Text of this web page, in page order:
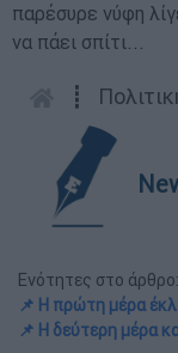
παρέσυρε νύφη
να πάει σπίτι...
┋
Ενότητες στο άρθρο:
📌 Η πρώτη μέρα
📌 Η δεύτερη μέρα